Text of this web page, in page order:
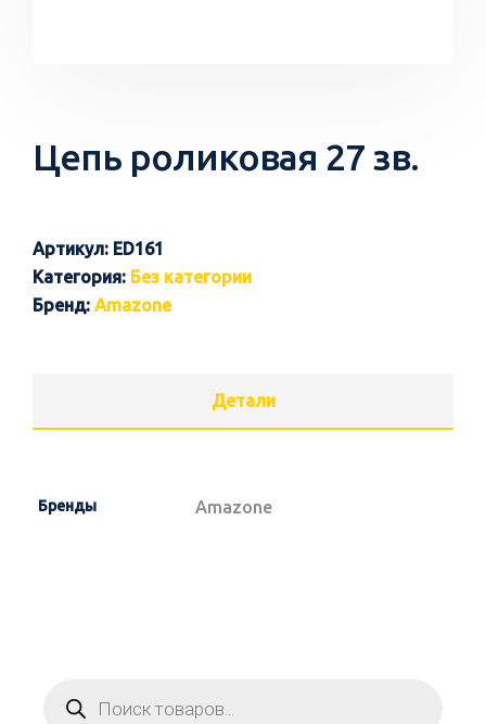
Цепь роликовая 27 зв.
Артикул: ED161
Категория: Без категории
Бренд: Amazone
Детали
Бренды Amazone